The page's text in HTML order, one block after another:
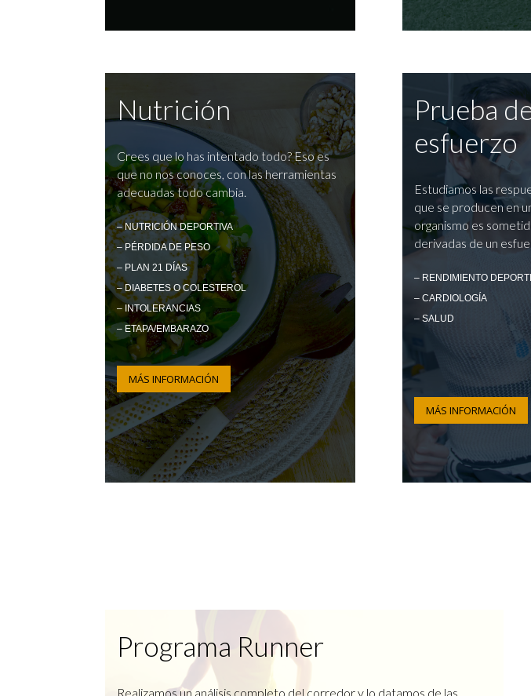
Nutrición
Crees que lo has intentado todo? Eso es
que no nos conoces, con las herramientas
adecuadas todo cambia.
– NUTRICIÓN DEPORTIVA
– PÉRDIDA DE PESO
– PLAN 21 DÍAS
– DIABETES O COLESTEROL
– INTOLERANCIAS
– ETAPA/EMBARAZO
MÁS INFORMACIÓN
Prueba
esfuerzo
Estudiamos las
que se producen en
organismo es
derivadas de un
– RENDIMIENTO
– CARDIOLOGÍA
– SALUD
MÁS INFORMACIÓN
Programa Runner
Realizamos un análisis completo del corredor y lo datamos de las